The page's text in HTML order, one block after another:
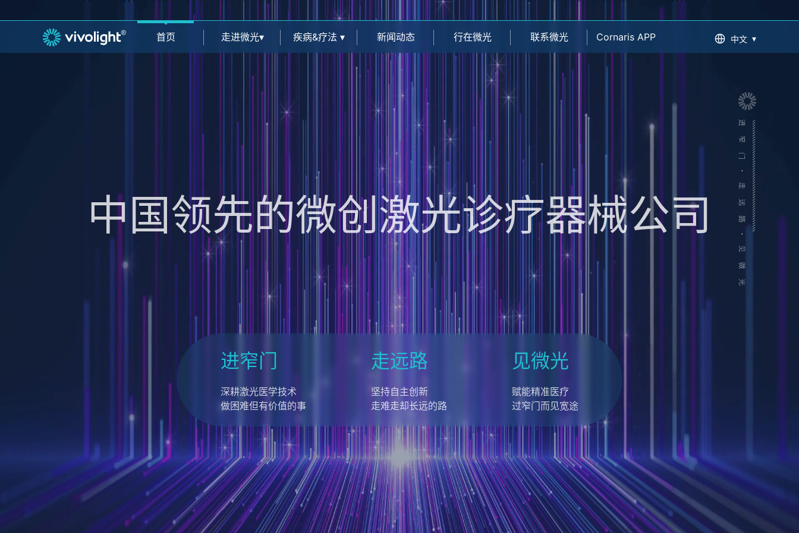
首页 走进微光▾ 疾病&疗法 ▾ 新闻动态 行在微光 联系微光 Cornaris APP 中文 ▾
中国领先的微创激光诊疗器械公司
进窄门
深耕激光医学技术
做困难但有价值的事
走远路
坚持自主创新
走难走却长远的路
见微光
赋能精准医疗
过窄门而见宽途